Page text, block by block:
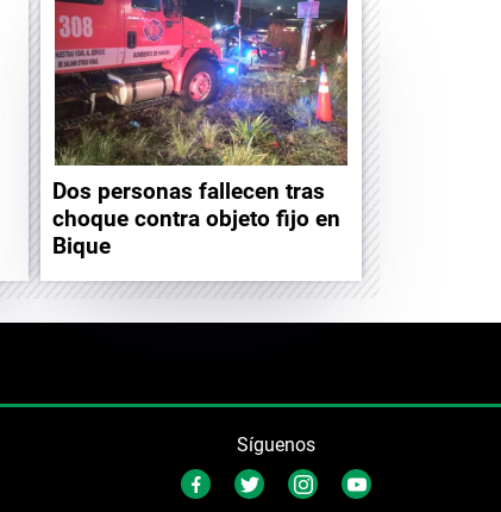
Dos personas fallecen tras
choque contra objeto fijo en
Bique
Síguenos